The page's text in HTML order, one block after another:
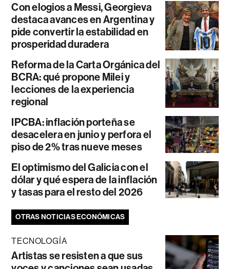
Con elogios a Messi, Georgieva
destaca avances en Argentina y
pide convertir la estabilidad en
prosperidad duradera
Reforma de la Carta Orgánica del
BCRA: qué propone Milei y
lecciones de la experiencia
regional
IPCBA: inflación porteña se
desacelera en junio y perfora el
piso de 2% tras nueve meses
El optimismo del Galicia con el
dólar y qué espera de la inflación
y tasas para el resto del 2026
OTRAS NOTICIAS ECONÓMICAS
TECNOLOGÍA
Artistas se resisten a que sus